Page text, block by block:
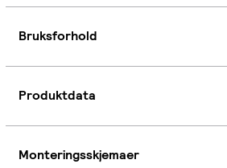
Bruksforhold
Produktdata
Monteringsskjemaer